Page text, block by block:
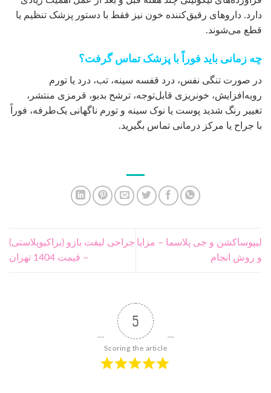
دارد. داروهای رقیق‌کننده خون نیز فقط با دستور پزشک تنظیم یا
قطع می‌شوند.
چه زمانی باید فوراً با پزشک تماس گرفت؟
در صورت تنگی نفس، درد قفسه سینه، تب، درد یا تورم
رو‌به‌افزایش، خونریزی قابل‌توجه، ترشح بدبو، قرمزی منتشر،
تغییر رنگ شدید پوست یا نوک سینه و تورم ناگهانی یک‌طرفه، فوراً
با جراح یا مرکز درمانی تماس بگیرید.
لیپوساکشن و جی پلاسما – مزایا
و روش انجام
جراحی لیفت بازو (براکیوپلاستی)
– قیمت 1404 تهران
5
Scoring the article